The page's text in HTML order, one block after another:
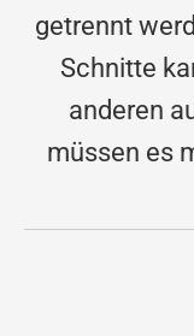
getrennt
Schnitte
anderen
müssen es